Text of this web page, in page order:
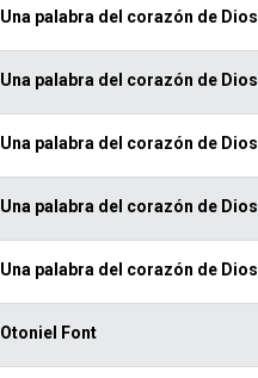
Una palabra del corazón de Dios
Una palabra del corazón de Dios
Una palabra del corazón de Dios
Una palabra del corazón de Dios
Una palabra del corazón de Dios
Otoniel Font